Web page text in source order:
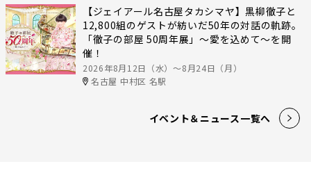
【ジェイアール名古屋タカシマヤ】黒柳徹子と
12,800組のゲストが紡いだ50年の対話の軌跡。
「徹子の部屋 50周年展」～愛を込めて～を開
催！
2026年8月12日（水）〜8月24日（月）
名古屋 中村区 名駅
イベント＆ニュース一覧へ